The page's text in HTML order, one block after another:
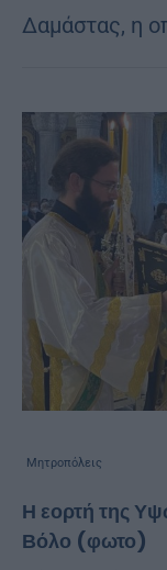
Δαμάστας, η
Μητροπόλεις
Η εορτή της
Βόλο (φωτο)